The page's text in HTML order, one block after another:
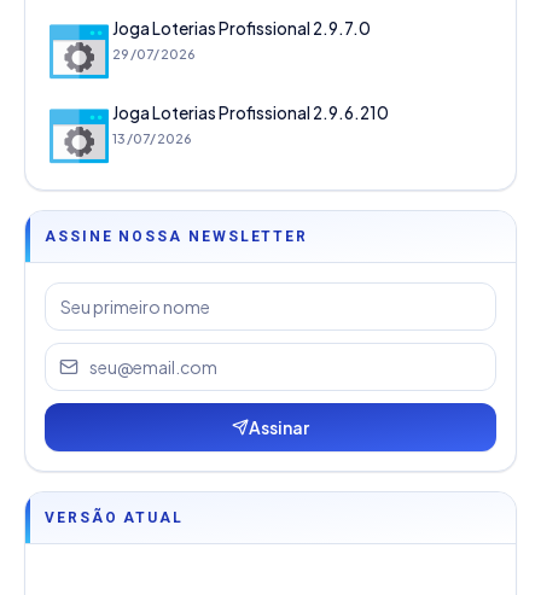
Joga Loterias Profissional 2.9.7.0
29/07/2026
Joga Loterias Profissional 2.9.6.210
13/07/2026
ASSINE NOSSA NEWSLETTER
Assinar
VERSÃO ATUAL